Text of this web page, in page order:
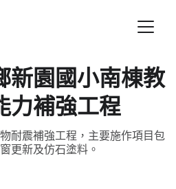
新園國小南棟教
力補強工程
耐震補強工程，主要施作項目包
更新及仿石塗料。